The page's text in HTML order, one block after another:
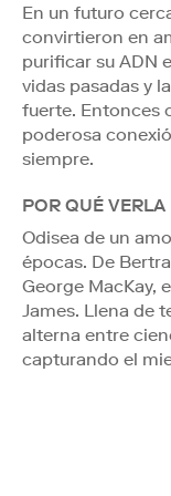
En un futuro
convirtieron en
purificar su ADN
vidas pasadas y
fuerte. Entonces
poderosa
siempre.
POR QUÉ VERLA
Odisea de un
épocas. De
George MacKay,
James. Llena de
alterna entre
capturando el